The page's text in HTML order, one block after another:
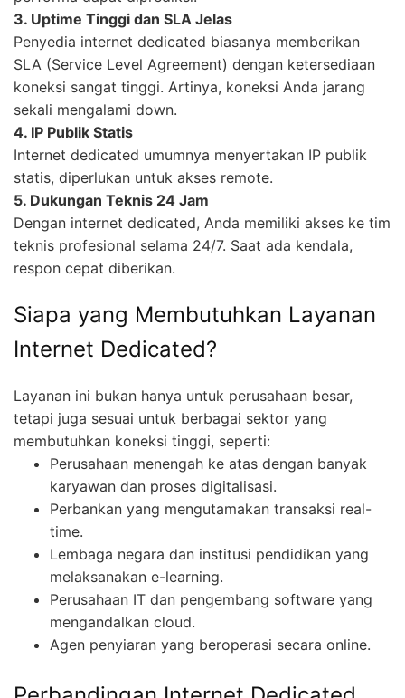
3. Uptime Tinggi dan SLA Jelas
Penyedia internet dedicated biasanya memberikan
SLA (Service Level Agreement) dengan ketersediaan
koneksi sangat tinggi. Artinya, koneksi Anda jarang
sekali mengalami down.
4. IP Publik Statis
Internet dedicated umumnya menyertakan IP publik
statis, diperlukan untuk akses remote.
5. Dukungan Teknis 24 Jam
Dengan internet dedicated, Anda memiliki akses ke tim
teknis profesional selama 24/7. Saat ada kendala,
respon cepat diberikan.
Siapa yang Membutuhkan Layanan
Internet Dedicated?
Layanan ini bukan hanya untuk perusahaan besar,
tetapi juga sesuai untuk berbagai sektor yang
membutuhkan koneksi tinggi, seperti:
Perusahaan menengah ke atas dengan banyak
karyawan dan proses digitalisasi.
Perbankan yang mengutamakan transaksi real-
time.
Lembaga negara dan institusi pendidikan yang
melaksanakan e-learning.
Perusahaan IT dan pengembang software yang
mengandalkan cloud.
Agen penyiaran yang beroperasi secara online.